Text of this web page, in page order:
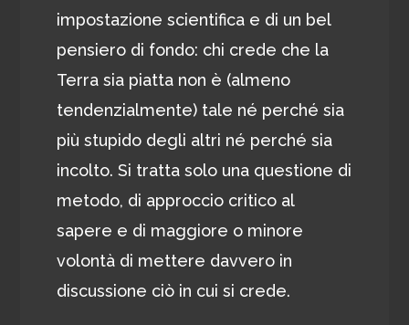
impostazione scientifica e di un bel
pensiero di fondo: chi crede che la
Terra sia piatta non è (almeno
tendenzialmente) tale né perché sia
più stupido degli altri né perché sia
incolto. Si tratta solo una questione di
metodo, di approccio critico al
sapere e di maggiore o minore
volontà di mettere davvero in
discussione ciò in cui si crede.